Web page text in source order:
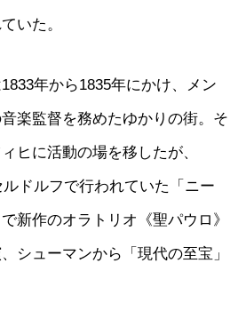
いた。
年から1835年にかけ、メン
楽監督を務めたゆかりの街。そ
ヒに活動の場を移したが、
ドルフで行われていた「ニー
新作のオラトリオ《聖パウロ》
シューマンから「現代の至宝」